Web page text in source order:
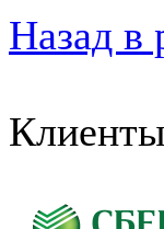
Назад в
Клиенты